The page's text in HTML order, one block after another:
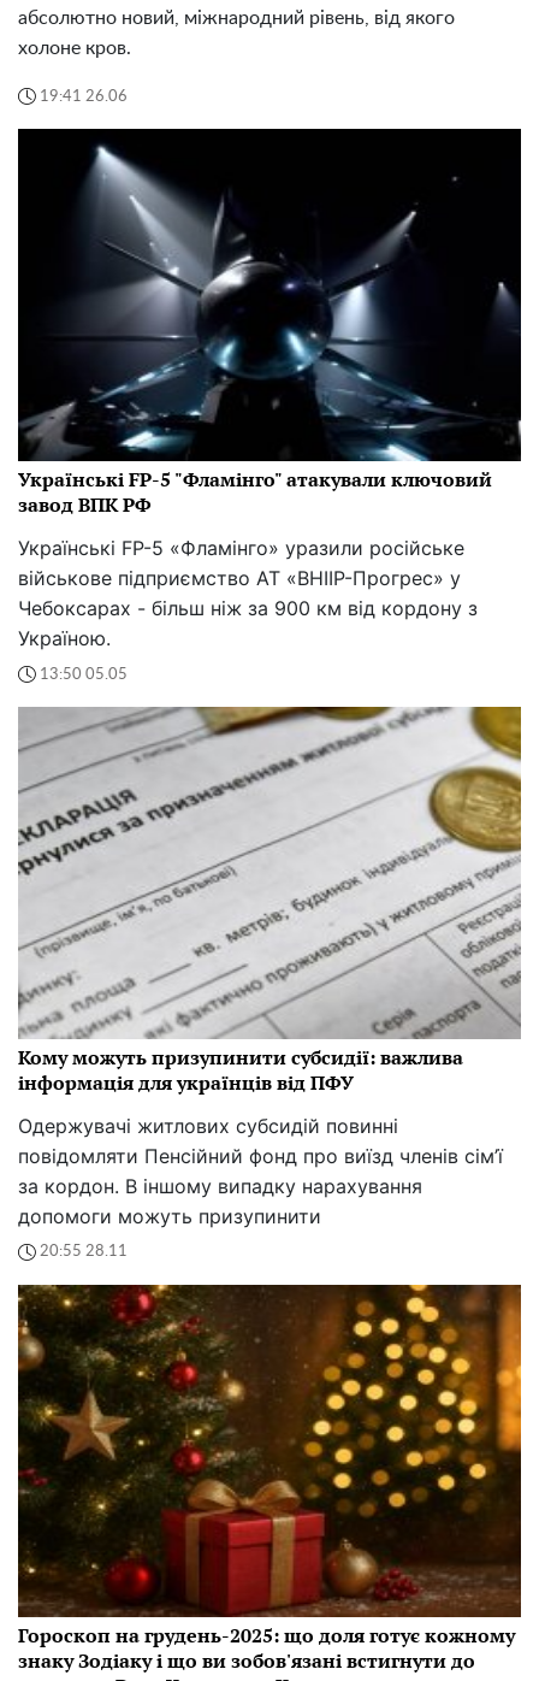
абсолютно новий, міжнародний рівень, від якого
холоне кров.
19:41 26.06
Українські FP-5 "Фламінго" атакували ключовий
завод ВПК РФ
Українські FP-5 «Фламінго» уразили російське
військове підприємство АТ «ВНІІР-Прогрес» у
Чебоксарах - більш ніж за 900 км від кордону з
Україною.
13:50 05.05
Кому можуть призупинити субсидії: важлива
інформація для українців від ПФУ
Одержувачі житлових субсидій повинні
повідомляти Пенсійний фонд про виїзд членів сім’ї
за кордон. В іншому випадку нарахування
допомоги можуть призупинити
20:55 28.11
Гороскоп на грудень-2025: що доля готує кожному
знаку Зодіаку і що ви зобов'язані встигнути до